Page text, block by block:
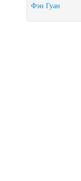
Фэн Гуан